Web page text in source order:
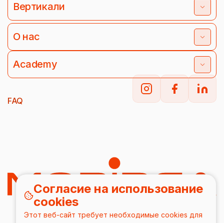
Согласие на использование
cookies
Этот веб-сайт требует необходимые cookies для
Вертикали
О нас
Academy
FAQ